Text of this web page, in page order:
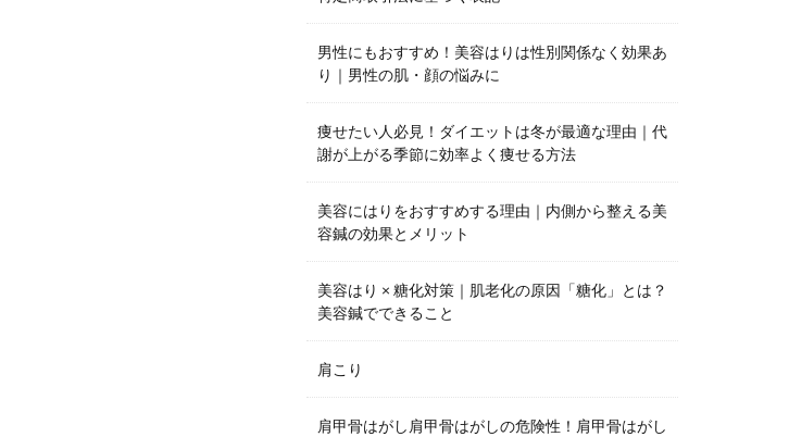
男性にもおすすめ！美容はりは性別関係なく効果あ
り｜男性の肌・顔の悩みに
痩せたい人必見！ダイエットは冬が最適な理由｜代
謝が上がる季節に効率よく痩せる方法
美容にはりをおすすめする理由｜内側から整える美
容鍼の効果とメリット
美容はり × 糖化対策｜肌老化の原因「糖化」とは？
美容鍼でできること
肩こり
肩甲骨はがし肩甲骨はがしの危険性！肩甲骨はがし